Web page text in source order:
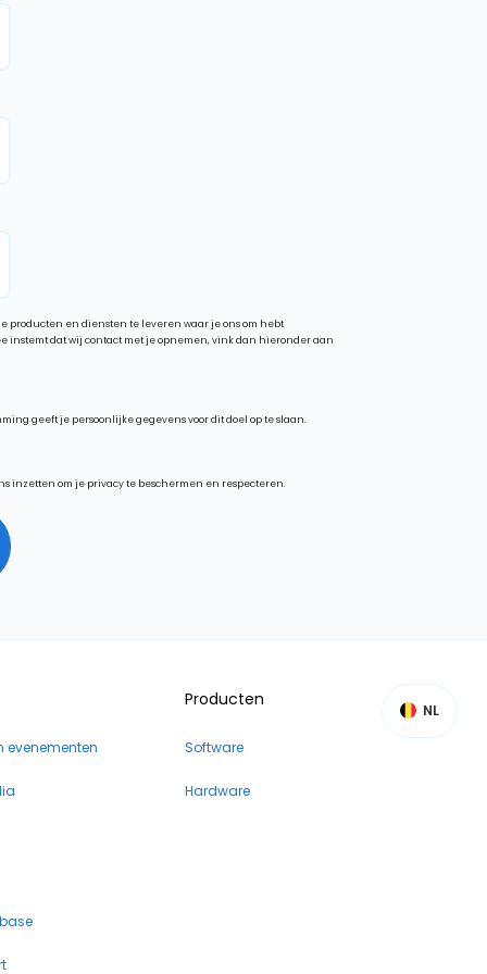
producten en diensten te leveren waar je ons om hebt
geeft je persoonlijke gegevens voor dit doel op te slaan.
inzetten om je privacy te beschermen en respecteren.
evenementen
Producten
Software
Hardware
NL